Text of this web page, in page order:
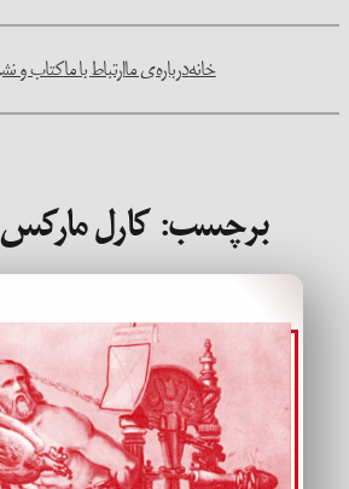
خانهدرباره‌ی ماارتباط با ماکتاب و
برچسب:کارل